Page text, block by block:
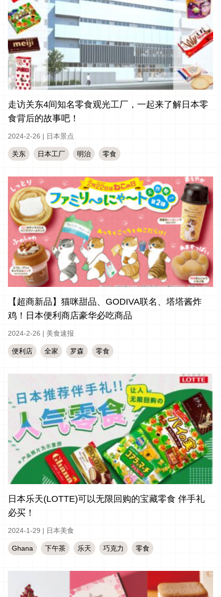
走访关东4间知名零食观光工厂，一起来了解日本零
食背后的故事吧！
2024-2-26 | 日本景点
关东 日本工厂 明治 零食
【超商新品】猫咪甜品、GODIVA联名、塔塔酱炸
鸡！日本便利商店豪华必吃商品
2024-2-26 | 美食速报
便利店 全家 罗森 零食
日本乐天(LOTTE)可以无限回购的宝藏零食 伴手礼
必买！
2024-1-29 | 日本美食
Ghana 下午茶 乐天 巧克力 零食